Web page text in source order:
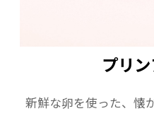
プリ
新鮮な卵を使った、懐